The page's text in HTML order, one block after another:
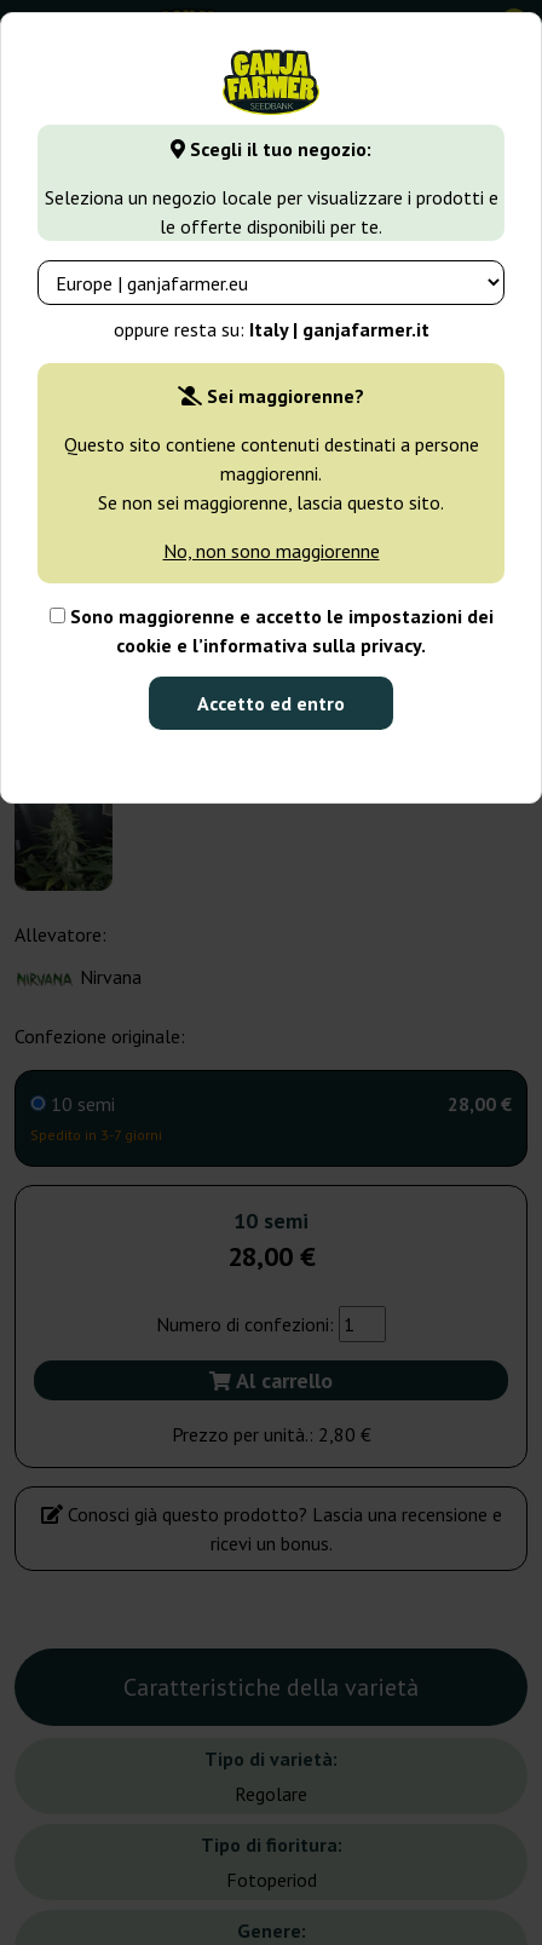
Scegli il tuo negozio:
Seleziona un negozio locale per visualizzare i prodotti e
le offerte disponibili per te.
oppure resta su: Italy | ganjafarmer.it
Sei maggiorenne?
Questo sito contiene contenuti destinati a persone
maggiorenni.
Se non sei maggiorenne, lascia questo sito.
No, non sono maggiorenne
Sono maggiorenne e accetto le impostazioni dei
cookie e l’informativa sulla privacy.
Accetto ed entro
0
GanjaFarmer.it Tipi di Semi Semi Sativa Hawaii Maui
Allevatore:
Nirvana
Confezione originale:
10 semi
Spedito in 3-7 giorni
28,00 €
10 semi
28,00 €
Numero di confezioni:
Al carrello
Prezzo per unità.: 2,80 €
Conosci già questo prodotto? Lascia una recensione e
ricevi un bonus.
Caratteristiche della varietà
Tipo di varietà:
Regolare
Tipo di fioritura:
Fotoperiod
Genere: